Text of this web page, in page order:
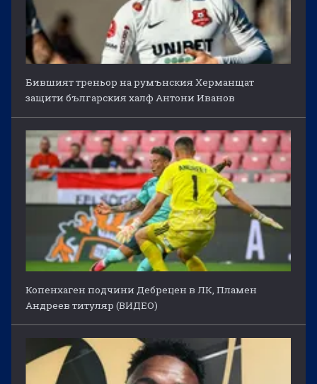
Бившият треньор на румънския Херманщат
защити българския халф Антони Иванов
Копенхаген подчини Дебрецен в ЛК, Пламен
Андреев титуляр (ВИДЕО)